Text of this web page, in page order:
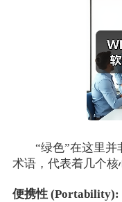
“绿色”在这里
术语，代表着几个核
便携性 (Portability):